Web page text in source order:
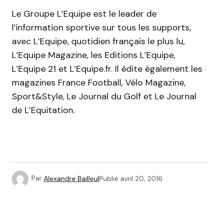
Le Groupe L’Equipe est le leader de
l’information sportive sur tous les supports,
avec L’Equipe, quotidien français le plus lu,
L’Equipe Magazine, les Editions L’Equipe,
L’Equipe 21 et L’Equipe.fr. Il édite également les
magazines France Football, Vélo Magazine,
Sport&Style, Le Journal du Golf et Le Journal
de L’Equitation.
Par Alexandre BailleulPublié avril 20, 2016